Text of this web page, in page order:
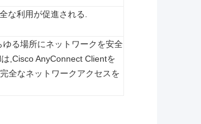
な利用が促進される.
る場所にネットワークを安全
,Cisco AnyConnect Clientを
全なネットワークアクセスを